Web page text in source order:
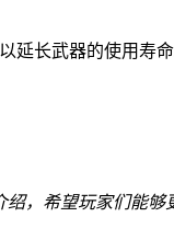
延长武器的使用寿命
，希望玩家们能